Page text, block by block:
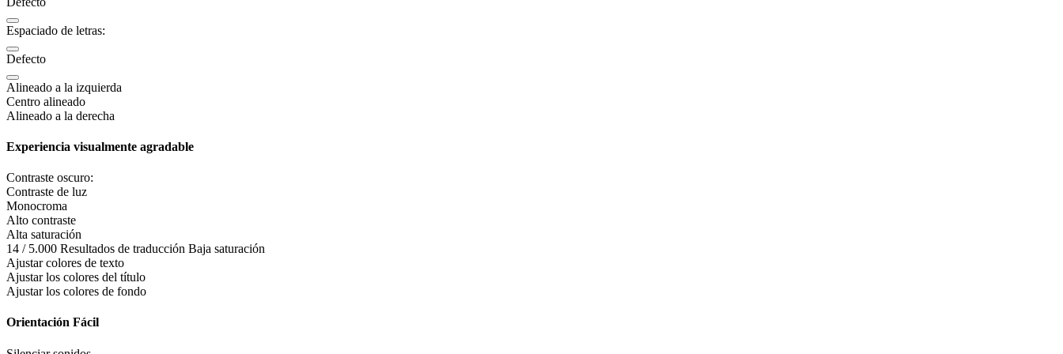
Espaciado de letras:
Defecto
Alineado a la izquierda
Centro alineado
Alineado a la derecha
Experiencia visualmente agradable
Contraste oscuro:
Contraste de luz
Monocroma
Alto contraste
Alta saturación
14 / 5.000 Resultados de traducción Baja saturación
Ajustar colores de texto
Ajustar los colores del título
Ajustar los colores de fondo
Orientación Fácil